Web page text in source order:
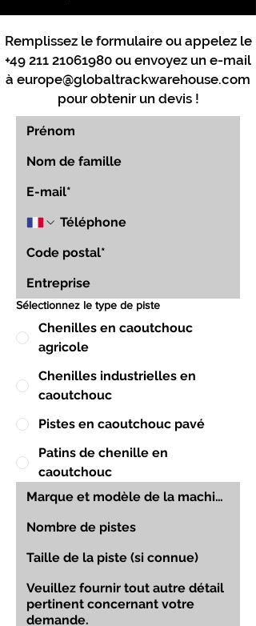
Remplissez le formulaire ou appelez le
+49 211 21061980 ou envoyez un e-mail
à europe@globaltrackwarehouse.com
pour obtenir un devis !
Sélectionnez le type de piste
Chenilles en caoutchouc
agricole
Chenilles industrielles en
caoutchouc
Pistes en caoutchouc pavé
Patins de chenille en
caoutchouc